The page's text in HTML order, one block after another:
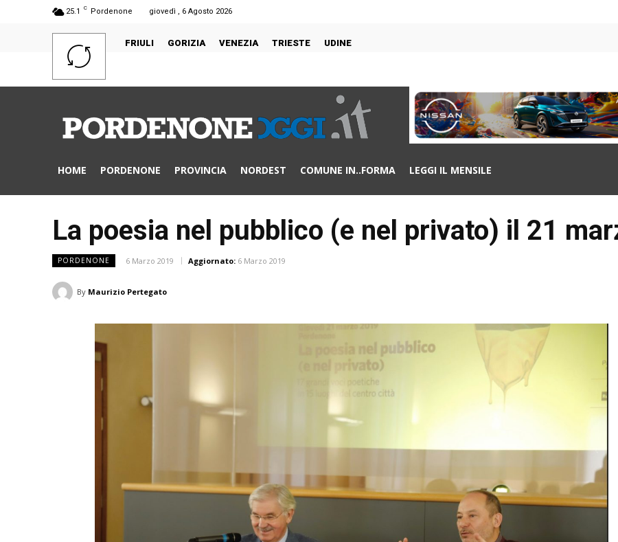
25.1 C Pordenone giovedì , 6 Agosto 2026
FRIULI GORIZIA VENEZIA TRIESTE UDINE
HOME PORDENONE PROVINCIA NORDEST COMUNE IN..FORMA LEGGI IL MENSILE
La poesia nel pubblico (e nel privato) il 21
PORDENONE 6 Marzo 2019 Aggiornato: 6 Marzo 2019
By Maurizio Pertegato